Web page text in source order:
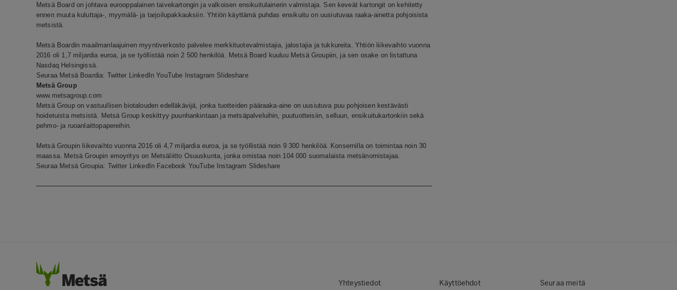
Metsä Board on johtava eurooppalainen taivekartongin ja valkoisen ensikuitulainerin valmistaja. Sen keveät kartongit on kehitetty
ennen muuta kuluttaja-, myymälä- ja tarjoilupakkauksiin. Yhtiön käyttämä puhdas ensikuitu on uusiutuvaa raaka-ainetta pohjoisista
metsistä.
Metsä Boardin maailmanlaajuinen myyntiverkosto palvelee merkkituotevalmistajia, jalostajia ja tukkureita. Yhtiön liikevaihto vuonna
2016 oli 1,7 miljardia euroa, ja se työllistää noin 2 500 henkilöä. Metsä Board kuuluu Metsä Groupiin, ja sen osake on listattuna
Nasdaq Helsingissä.
Seuraa Metsä Boardia: Twitter LinkedIn YouTube Instagram Slideshare
Metsä Group
www.metsagroup.com
Metsä Group on vastuullisen biotalouden edelläkävijä, jonka tuotteiden pääraaka-aine on uusiutuva puu pohjoisen kestävästi
hoidetuista metsistä. Metsä Group keskittyy puunhankintaan ja metsäpalveluihin, puutuotteisiin, selluun, ensikuitukartonkiin sekä
pehmo- ja ruoanlaittopapereihin.
Metsä Groupin liikevaihto vuonna 2016 oli 4,7 miljardia euroa, ja se työllistää noin 9 300 henkilöä. Konsernilla on toimintaa noin 30
maassa. Metsä Groupin emoyritys on Metsäliitto Osuuskunta, jonka omistaa noin 104 000 suomalaista metsänomistajaa.
Seuraa Metsä Groupia: Twitter LinkedIn Facebook YouTube Instagram Slideshare
Yhteystiedot Käyttöehdot Seuraa meitä